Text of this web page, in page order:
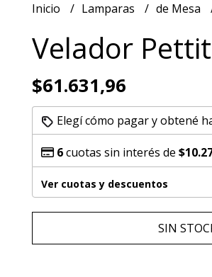
Inicio Lamparas de Mesa
Velador Pettit
$61.631,96
Elegí cómo pagar y obtené
6cuotas sin interés de
Ver cuotas y descuentos
SIN